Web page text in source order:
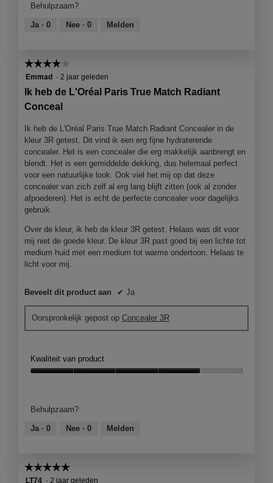
4
van
Behulpzaam?
Ja · 0 Nee · 0 Melden
☆☆☆☆☆
☆☆☆☆☆
4
sterren.
Emmad · 2 jaar geleden
Ik heb de L'Oréal Paris True Match Radiant
Conceal
Ik heb de L'Oréal Paris True Match Radiant Concealer in de
kleur 3R getest. Dit vind ik een erg fijne hydraterende
concealer. Het is een concealer die erg makkelijk aanbrengt en
blendt. Het is een gemiddelde dekking, dus helemaal perfect
voor een natuurlijke look. Ook viel het mij op dat deze
concealer van zich zelf al erg lang blijft zitten (ook al zonder
afpoederen). Het is echt de perfecte concealer voor dagelijks
gebruik.
Over de kleur, ik heb de kleur 3R getest. Helaas was dit voor
mij niet de goede kleur. De kleur 3R past goed bij een lichte tot
medium huid met een medium tot warme ondertoon. Helaas te
licht voor mij.
Beveelt dit product aan ✔ Ja
Oorspronkelijk gepost op Concealer 3R
Kwaliteit van product
4
van
Behulpzaam?
Ja · 0 Nee · 0 Melden
☆☆☆☆☆
☆☆☆☆☆
5LT74 · 2 jaar geleden